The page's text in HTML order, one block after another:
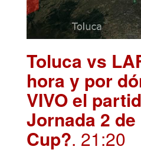
Toluca vs
hora y por
VIVO el
Jornada 2
Cup?. 21:20